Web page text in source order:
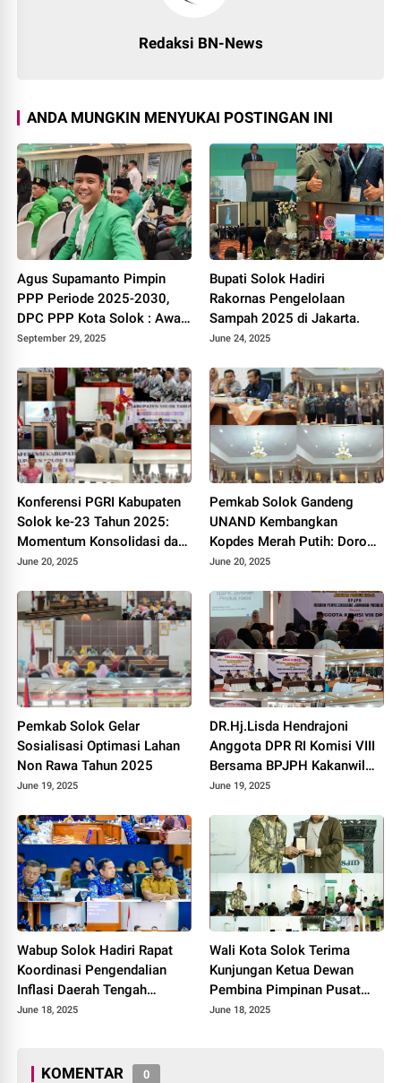
Redaksi BN-News
ANDA MUNGKIN MENYUKAI POSTINGAN INI
Agus Supamanto Pimpin
PPP Periode 2025-2030,
DPC PPP Kota Solok : Awal
Kebangkitan Partai Kabah
September 29, 2025
Bupati Solok Hadiri
Rakornas Pengelolaan
Sampah 2025 di Jakarta.
June 24, 2025
Konferensi PGRI Kabupaten
Solok ke-23 Tahun 2025:
Momentum Konsolidasi dan
Pemilihan Pengurus Baru.
June 20, 2025
Pemkab Solok Gandeng
UNAND Kembangkan
Kopdes Merah Putih: Dorong
Produksi Pupuk Organik dan
June 20, 2025
Pemkab Solok Gelar
Sosialisasi Optimasi Lahan
Non Rawa Tahun 2025
June 19, 2025
DR.Hj.Lisda Hendrajoni
Anggota DPR RI Komisi VIII
Bersama BPJPH Kakanwil
Sumbar Gelar Roadshow
Kota Solok 2025.
June 19, 2025
Wabup Solok Hadiri Rapat
Koordinasi Pengendalian
Inflasi Daerah Tengah
Provinsi Sumatera Barat
June 18, 2025
Wali Kota Solok Terima
Kunjungan Ketua Dewan
Pembina Pimpinan Pusat
Muhammadiyah Tahun 2025.
June 18, 2025
KOMENTAR 0